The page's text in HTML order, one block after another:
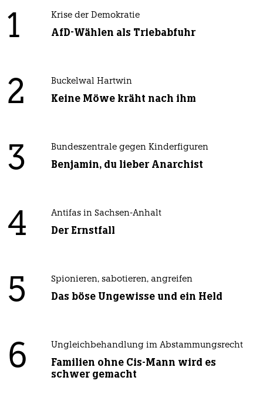
1 Krise der Demokratie
AfD-Wählen als Triebabfuhr
2 Buckelwal Hartwin
Keine Möwe kräht nach ihm
3 Bundeszentrale gegen Kinderfiguren
Benjamin, du lieber Anarchist
4 Antifas in Sachsen-Anhalt
Der Ernstfall
5 Spionieren, sabotieren, angreifen
Das böse Ungewisse und ein Held
6 Ungleichbehandlung im Abstammungsrecht
Familien ohne Cis-Mann wird es
schwer gemacht